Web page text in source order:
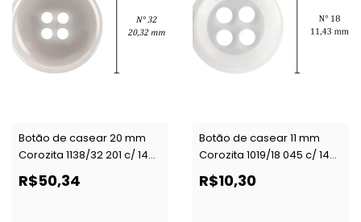
Botão de casear 20 mm
Corozita 1138/32 201 c/ 144
R$50,34
Botão de casear 11 mm
Corozita 1019/18 045 c/ 144
R$10,30